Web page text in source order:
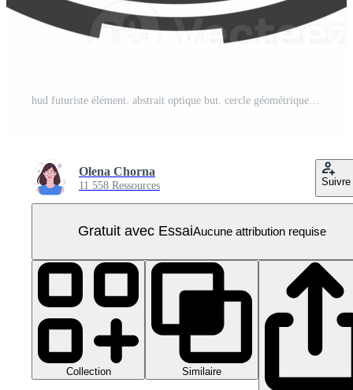
Olena Chorna
11 558 Ressources Suivre
Gratuit avec EssaiAucune attribution requise
Collection Similaire